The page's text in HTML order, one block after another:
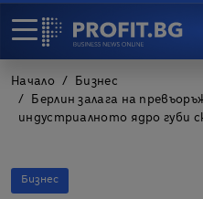
Начало
Бизнес
Берлин залага на
индустриалното ядро губи
Бизнес